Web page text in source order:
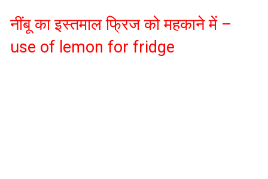
नींबू का इस्तमाल फ्रिज को महकाने में –
use of lemon for fridge